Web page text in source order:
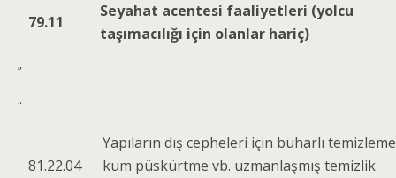
79.11
Seyahat acentesi faaliyetleri (yolcu
taşımacılığı için olanlar hariç)
”
“
81.22.04
Yapıların dış cepheleri için buharlı
kum püskürtme vb. uzmanlaşmış temizlik